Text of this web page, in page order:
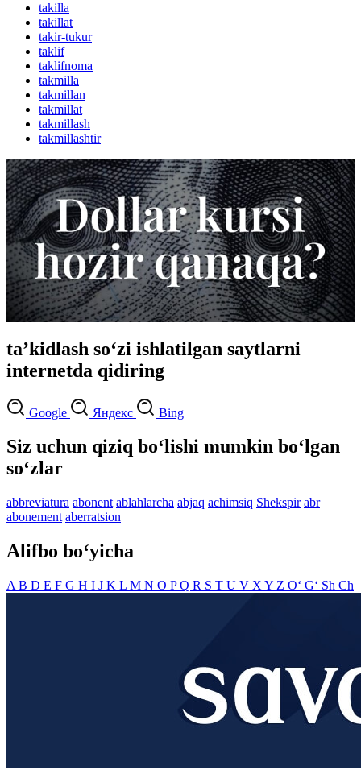
takilla
takillat
takir-tukur
taklif
taklifnoma
takmilla
takmillan
takmillat
takmillash
takmillashtir
taʼkidlash so‘zi ishlatilgan saytlarni
internetda qidiring
Google Яндекс Bing
Siz uchun qiziq bo‘lishi mumkin bo‘lgan
so‘zlar
abbreviatura abonent ablahlarcha abjaq achimsiq Shekspir abr
abonement aberratsion
Alifbo bo‘yicha
A B D E F G H I J K L M N O PQ R S T U V X Y Z O‘ G‘ Sh Ch